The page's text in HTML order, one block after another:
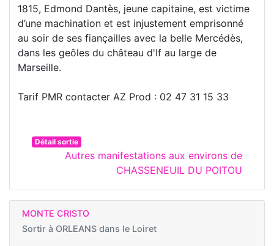
1815, Edmond Dantès, jeune capitaine, est victime
d’une machination et est injustement emprisonné
au soir de ses fiançailles avec la belle Mercédès,
dans les geôles du château d'If au large de
Marseille.
Tarif PMR contacter AZ Prod : 02 47 31 15 33
Détail sortie
Autres manifestations aux environs de
CHASSENEUIL DU POITOU
MONTE CRISTO
Sortir à ORLEANS dans le Loiret